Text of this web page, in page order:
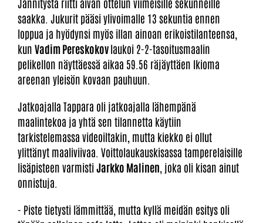
Jännitystä riitti aivan ottelun viimeisille sekunneille
saakka. Jukurit pääsi ylivoimalle 13 sekuntia ennen
loppua ja hyödynsi myös illan ainoan erikoistilanteensa,
kun Vadim Pereskokovlaukoi 2-2-tasoitusmaalin
pelikellon näyttäessä aikaa 59.56 räjäyttäen Ikioma
areenan yleisön kovaan pauhuun.
Jatkoajalla Tappara oli jatkoajalla lähempänä
maalintekoa ja yhtä sen tilannetta käytiin
tarkistelemassa videoiltakin, mutta kiekko ei ollut
ylittänyt maaliviivaa. Voittolaukauskisassa tamperelaisille
lisäpisteen varmistiJarkko Malinen , joka oli kisan ainut
onnistuja.
- Piste tietysti lämmittää, mutta kyllä meidän esitys oli